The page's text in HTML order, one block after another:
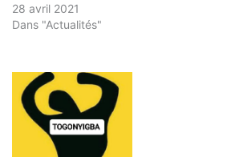
28 avril 2021
Dans "Actualités"